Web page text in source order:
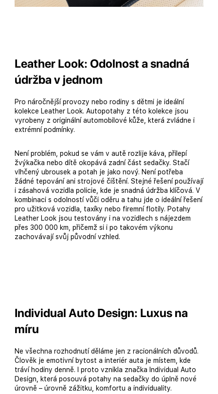
Leather Look: Odolnost a snadná
údržba v jednom
Pro náročnější provozy nebo rodiny s dětmi je ideální
kolekce Leather Look. Autopotahy z této kolekce jsou
vyrobeny z originální automobilové kůže, která zvládne i
extrémní podmínky.
Není problém, pokud se vám v autě rozlije káva, přilepí
žvýkačka nebo dítě okopává zadní část sedačky. Stačí
vlhčený ubrousek a potah je jako nový. Není potřeba
žádné tepování ani strojové čištění. Stejné řešení používají
i zásahová vozidla policie, kde je snadná údržba klíčová. V
kombinaci s odolností vůči oděru a tahu jde o ideální řešení
pro užitková vozidla, taxíky nebo firemní flotily. Potahy
Leather Look jsou testovány i na vozidlech s nájezdem
přes 300 000 km, přičemž si i po takovém výkonu
zachovávají svůj původní vzhled.
Individual Auto Design: Luxus na
míru
Ne všechna rozhodnutí děláme jen z racionálních důvodů.
Člověk je emotivní bytost a interiér auta je místem, kde
tráví hodiny denně. I proto vznikla značka Individual Auto
Design, která posouvá potahy na sedačky do úplně nové
úrovně – úrovně zážitku, komfortu a individuality.